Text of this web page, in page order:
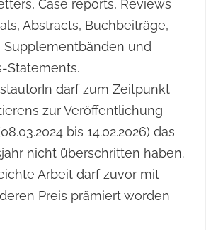
Case reports, Reviews
Abstracts, Buchbeiträge,
Supplementbänden und
Statements.
darf zum Zeitpunkt
zur Veröffentlichung
bis 14.02.2026) das
nicht überschritten haben.
Arbeit darf zuvor mit
Preis prämiert worden